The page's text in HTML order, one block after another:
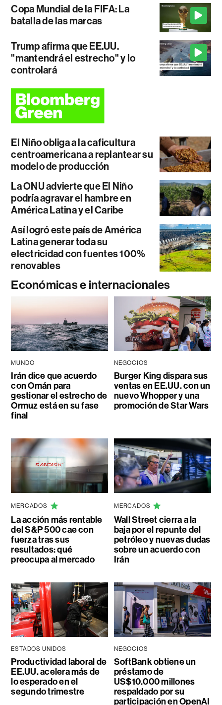
Copa Mundial de la FIFA: La
batalla de las marcas
Trump afirma que EE.UU.
"mantendrá el estrecho" y lo
controlará
El Niño obliga a la caficultura
centroamericana a replantear su
modelo de producción
La ONU advierte que El Niño
podría agravar el hambre en
América Latina y el Caribe
Así logró este país de América
Latina generar toda su
electricidad con fuentes 100%
renovables
Económicas e internacionales
MUNDO
Irán dice que acuerdo
con Omán para
gestionar el estrecho de
Ormuz está en su fase
final
NEGOCIOS
Burger King dispara sus
ventas en EE.UU. con un
nuevo Whopper y una
promoción de Star Wars
MERCADOS
La acción más rentable
del S&P 500 cae con
fuerza tras sus
resultados: qué
preocupa al mercado
MERCADOS
Wall Street cierra a la
baja por el repunte del
petróleo y nuevas dudas
sobre un acuerdo con
Irán
ESTADOS UNIDOS
Productividad laboral de
EE.UU. acelera más de
lo esperado en el
segundo trimestre
NEGOCIOS
SoftBank obtiene un
préstamo de
US$10.000 millones
respaldado por su
participación en OpenAI